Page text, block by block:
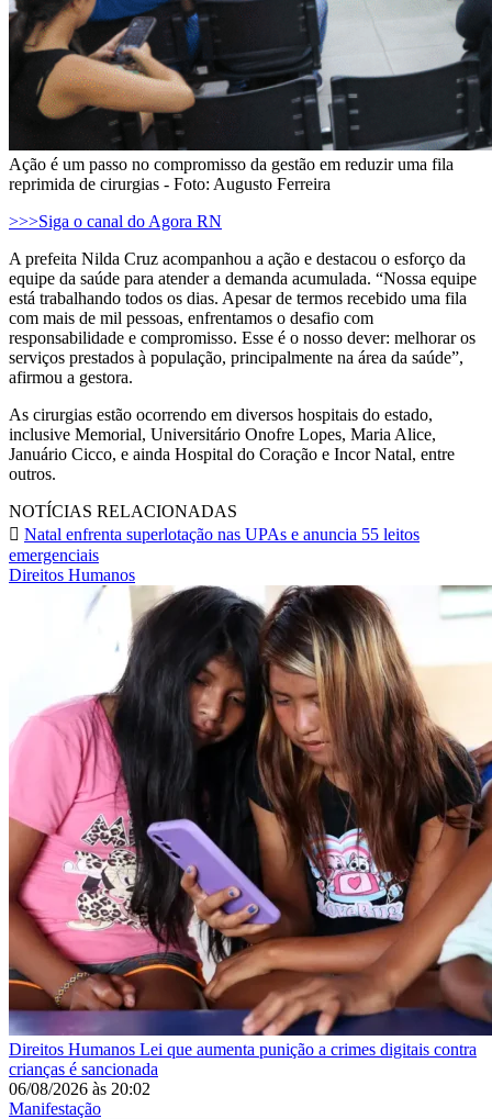
Ação é um passo no compromisso da gestão em reduzir uma fila
reprimida de cirurgias - Foto: Augusto Ferreira
>>>Siga o canal do Agora RN
A prefeita Nilda Cruz acompanhou a ação e destacou o esforço da
equipe da saúde para atender a demanda acumulada. “Nossa equipe
está trabalhando todos os dias. Apesar de termos recebido uma fila
com mais de mil pessoas, enfrentamos o desafio com
responsabilidade e compromisso. Esse é o nosso dever: melhorar os
serviços prestados à população, principalmente na área da saúde”,
afirmou a gestora.
As cirurgias estão ocorrendo em diversos hospitais do estado,
inclusive Memorial, Universitário Onofre Lopes, Maria Alice,
Januário Cicco, e ainda Hospital do Coração e Incor Natal, entre
outros.
NOTÍCIAS RELACIONADAS
Natal enfrenta superlotação nas UPAs e anuncia 55 leitos
emergenciais
Direitos Humanos
Direitos Humanos Lei que aumenta punição a crimes digitais contra
crianças é sancionada
06/08/2026 às 20:02
Manifestação